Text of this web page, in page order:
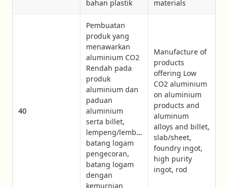
bahan plastik
materials
40
Pembuatan
produk yang
menawarkan
aluminium CO2
Rendah pada
produk
aluminium dan
paduan
aluminium
serta billet,
lempeng/lembar,
batang logam
pengecoran,
batang logam
dengan
kemurnian
Manufacture of
products
offering Low
CO2 aluminium
on aluminium
products and
aluminum
alloys and billet,
slab/sheet,
foundry ingot,
high purity
ingot, rod